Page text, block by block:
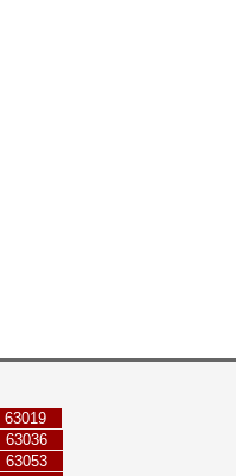
63019
63036
63053